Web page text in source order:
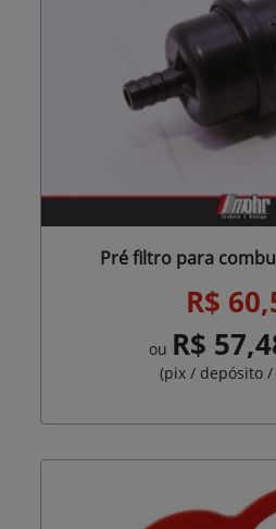
Pré filtro para
R$
ou R$
(pix / depósito